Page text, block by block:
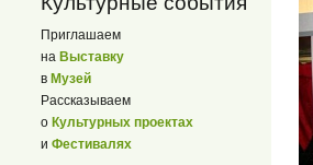
Приглашаем
на Выставку
в Музей
Рассказываем
о Культурных проектах
и Фестивалях